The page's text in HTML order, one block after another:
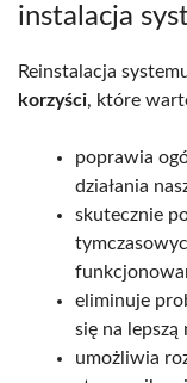
instalacja
Reinstalacja
korzyści, które
poprawia
działania
skutecznie
eliminuje
się na lepszą
umożliwia